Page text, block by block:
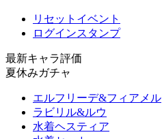
リセットイベント
ログインスタンプ
最新キャラ評価
夏休みガチャ
エルフリーデ&フィアメル
ラビリル&ルウ
水着ヘスティア